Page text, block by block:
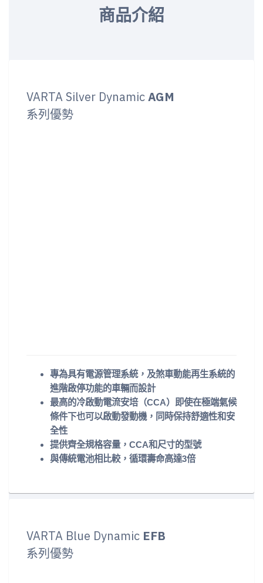
商品介紹
VARTA Silver DynamicAGM
系列優勢
專為具有電源管理系統，及煞車動能再生系統的
進階啟停功能的車輛而設計
最高的冷啟動電流安培（CCA）即使在極端氣候
條件下也可以啟動發動機，同時保持舒適性和安
全性
提供齊全規格容量，CCA和尺寸的型號
與傳統電池相比較，循環壽命高達3倍
VARTA Blue Dynamic EFB
系列優勢